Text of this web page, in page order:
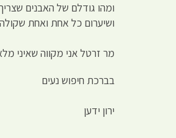
ומהו גודלם של האבנים
ושיערום כל אחת ואחת
מר זרטל אני מקווה שאיני
בברכת חיפוש נעים
ירון ידען